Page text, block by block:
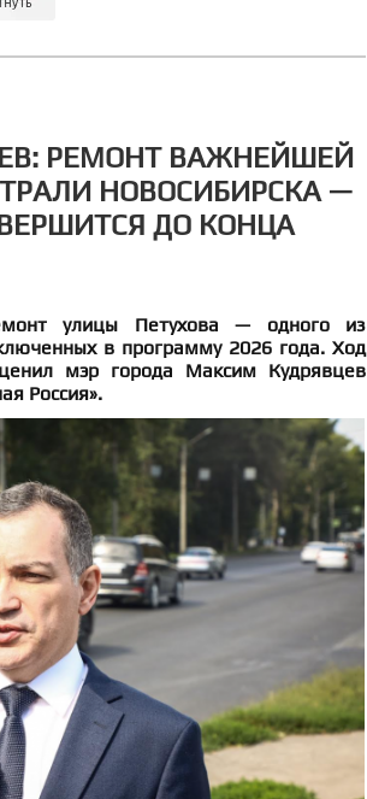
РЕМОНТ ВАЖНЕЙШЕЙ
НОВОСИБИРСКА —
ДО КОНЦА
улицы Петухова — одного из
в программу 2026 года. Ход
мэр города Максим Кудрявцев
Россия».